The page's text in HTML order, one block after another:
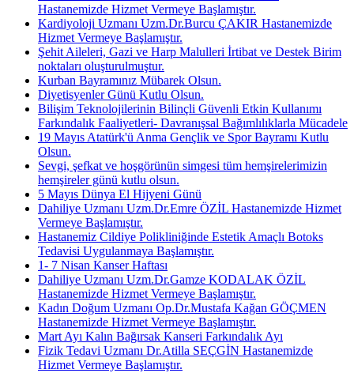
Hastanemizde Hizmet Vermeye Başlamıştır.
Kardiyoloji Uzmanı Uzm.Dr.Burcu ÇAKIR Hastanemizde
Hizmet Vermeye Başlamıştır.
Şehit Aileleri, Gazi ve Harp Malulleri İrtibat ve Destek Birim
noktaları oluşturulmuştur.
Kurban Bayramınız Mübarek Olsun.
Diyetisyenler Günü Kutlu Olsun.
Bilişim Teknolojilerinin Bilinçli Güvenli Etkin Kullanımı
Farkındalık Faaliyetleri- Davranışsal Bağımlılıklarla Mücadele
19 Mayıs Atatürk'ü Anma Gençlik ve Spor Bayramı Kutlu
Olsun.
Sevgi, şefkat ve hoşgörünün simgesi tüm hemşirelerimizin
hemşireler günü kutlu olsun.
5 Mayıs Dünya El Hijyeni Günü
Dahiliye Uzmanı Uzm.Dr.Emre ÖZİL Hastanemizde Hizmet
Vermeye Başlamıştır.
Hastanemiz Cildiye Polikliniğinde Estetik Amaçlı Botoks
Tedavisi Uygulanmaya Başlamıştır.
1- 7 Nisan Kanser Haftası
Dahiliye Uzmanı Uzm.Dr.Gamze KODALAK ÖZİL
Hastanemizde Hizmet Vermeye Başlamıştır.
Kadın Doğum Uzmanı Op.Dr.Mustafa Kağan GÖÇMEN
Hastanemizde Hizmet Vermeye Başlamıştır.
Mart Ayı Kalın Bağırsak Kanseri Farkındalık Ayı
Fizik Tedavi Uzmanı Dr.Atilla SEÇGİN Hastanemizde
Hizmet Vermeye Başlamıştır.